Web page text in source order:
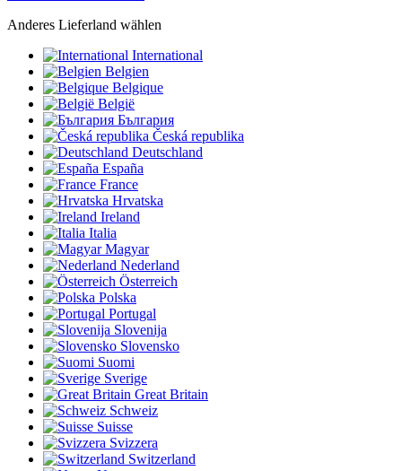
Anderes Lieferland wählen
International
Belgien
Belgique
België
България
Česká republika
Deutschland
España
France
Hrvatska
Ireland
Italia
Magyar
Nederland
Österreich
Polska
Portugal
Slovenija
Slovensko
Suomi
Sverige
Great Britain
Schweiz
Suisse
Svizzera
Switzerland